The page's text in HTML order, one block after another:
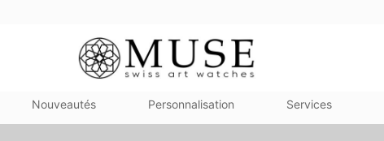
Nouveautés Personnalisation Services